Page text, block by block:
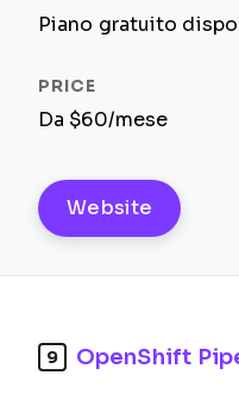
Piano gratuito
Da $60/mese
Website
9 OpenShift